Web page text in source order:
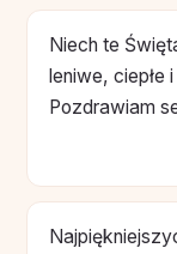
Niech te
leniwe, ciepłe
Pozdrawiam